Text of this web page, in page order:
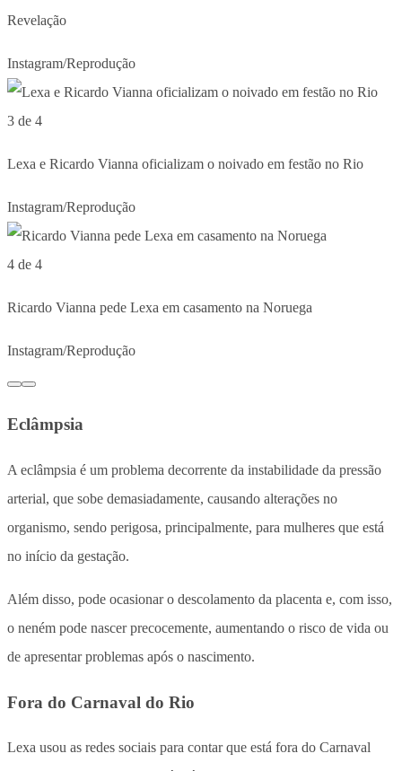
Revelação
Instagram/Reprodução
3 de 4
Lexa e Ricardo Vianna oficializam o noivado em festão no Rio
Instagram/Reprodução
4 de 4
Ricardo Vianna pede Lexa em casamento na Noruega
Instagram/Reprodução
Eclâmpsia
A eclâmpsia é um problema decorrente da instabilidade da pressão
arterial, que sobe demasiadamente, causando alterações no
organismo, sendo perigosa, principalmente, para mulheres que está
no início da gestação.
Além disso, pode ocasionar o descolamento da placenta e, com isso,
o neném pode nascer precocemente, aumentando o risco de vida ou
de apresentar problemas após o nascimento.
Fora do Carnaval do Rio
Lexa usou as redes sociais para contar que está fora do Carnaval